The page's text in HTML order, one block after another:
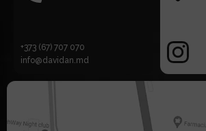
+373 (67) 707 070
info@davidan.md